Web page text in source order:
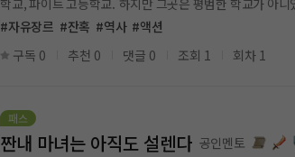
학교, 파이트 고등학교. 하지만 그곳은 평범한 학교가 아
표적이 된다. 매일이 지옥 같은 학교생활. 도망칠 곳도, 기
#자유장르 #잔혹 #역사 #액션
구독 0
추천 0 댓글 0 조회 1 회차 1
짠내 마녀는 아직도 설렌다 공인멘토